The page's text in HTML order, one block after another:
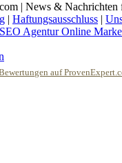
| News & Nachrichten
| Haftungsausschluss |
SEO Agentur Online
auf